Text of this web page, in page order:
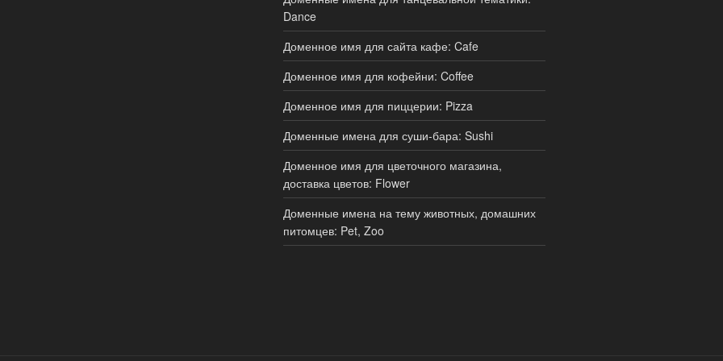
Dance
Доменное имя для сайта кафе: Cafe
Доменное имя для кофейни: Coffee
Доменное имя для пиццерии: Pizza
Доменные имена для суши-бара: Sushi
Доменное имя для цветочного магазина,
доставка цветов: Flower
Доменные имена на тему животных, домашних
питомцев: Pet, Zoo